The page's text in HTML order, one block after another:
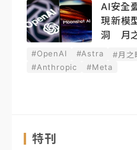
AI安全
現新模
洞 月
獄」
#OpenAI #Astra #月之
#Anthropic
#Meta
特刊